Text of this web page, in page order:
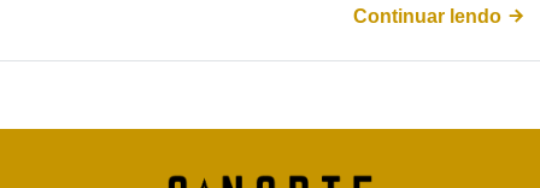
Continuar lendo